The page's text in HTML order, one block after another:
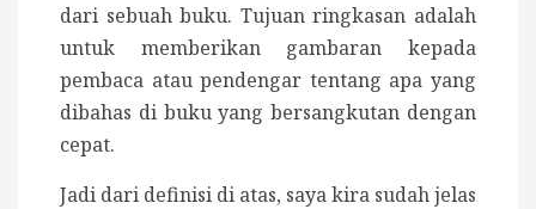
dari sebuah buku. Tujuan ringkasan adalah
untuk memberikan gambaran kepada
pembaca atau pendengar tentang apa yang
dibahas di buku yang bersangkutan dengan
cepat.
Jadi dari definisi di atas, saya kira sudah jelas